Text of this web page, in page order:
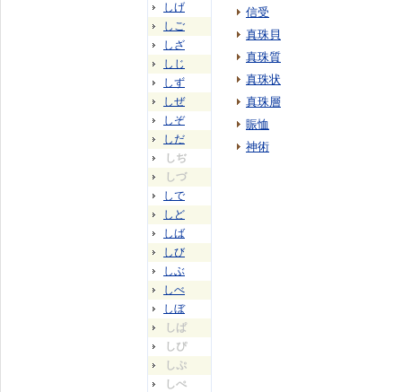
しげ
しご
しざ
しじ
しず
しぜ
しぞ
しだ
しぢ
しづ
しで
しど
しば
しび
しぶ
しべ
しぼ
しぱ
しぴ
しぷ
しぺ
信受
真珠貝
真珠質
真珠状
真珠層
賑恤
神術